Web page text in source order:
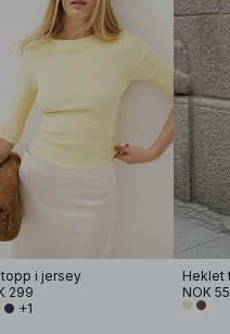
i jersey
299
+1
NOK